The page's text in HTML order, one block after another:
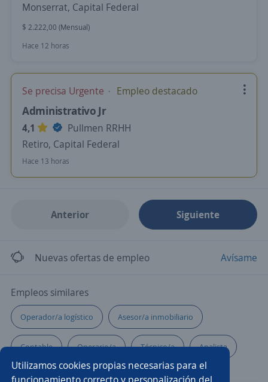
Utilizamos cookies propias necesarias para el
Monserrat, Capital Federal
$ 2.222,00 (Mensual)
Hace 12 horas
Se precisa Urgente Empleo destacado
Administrativo Jr
4,1
Pullmen RRHH
Retiro, Capital Federal
Hace 13 horas
Anterior Siguiente
Nuevas ofertas de empleo Avísame
Empleos similares
Operador/a logístico Asesor/a inmobiliario
Contable Operario/a Técnico/a Analista
Representante de atención al cliente